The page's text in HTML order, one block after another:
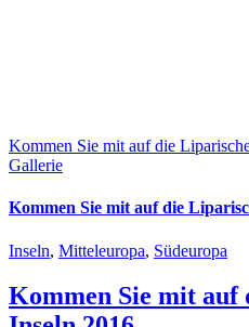
Kommen Sie mit auf die
Gallerie
Kommen Sie mit auf die
Inseln, Mitteleuropa, Südeuropa
Kommen Sie mit auf